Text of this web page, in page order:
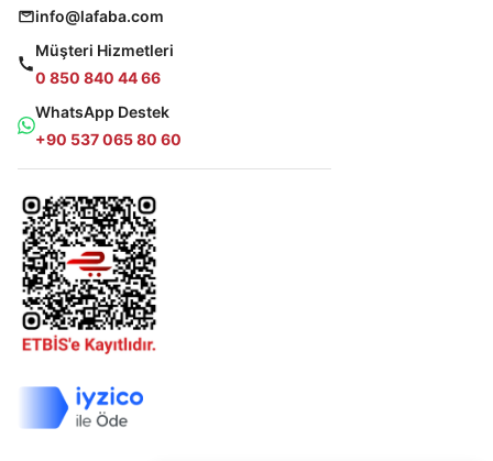
info@lafaba.com
Müşteri Hizmetleri
0 850 840 44 66
WhatsApp Destek
+90 537 065 80 60